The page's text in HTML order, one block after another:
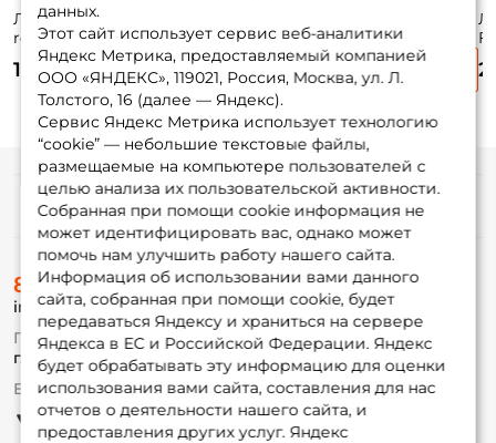
Леска Nautilus All
round
0,26мм.,9,4кг, 100м.
clean
175 ₽
Feeder Carp
0,40мм.,17,1кг,
100м.brown
205 ₽
Feeder Carp
0,20мм.,5,9кг,
100м.brown
175 ₽
данных.
Этот сайт использует сервис веб-аналитики
Яндекс Метрика, предоставляемый компанией
ООО «ЯНДЕКС», 119021, Россия, Москва, ул. Л.
Толстого, 16 (далее — Яндекс).
Сервис Яндекс Метрика использует технологию
“cookie” — небольшие текстовые файлы,
размещаемые на компьютере пользователей с
целью анализа их пользовательской активности.
Собранная при помощи cookie информация не
может идентифицировать вас, однако может
помочь нам улучшить работу нашего сайта.
Информация об использовании вами данного
сайта, собранная при помощи cookie, будет
передаваться Яндексу и храниться на сервере
Яндекса в ЕС и Российской Федерации. Яндекс
будет обрабатывать эту информацию для оценки
использования вами сайта, составления для нас
отчетов о деятельности нашего сайта, и
предоставления других услуг. Яндекс
Информация
О магазине
Доставка
Оплата
Fox-bonus
Гуру
Партнерская программа
8 (495) 532-77-88
info@foxfishing.ru
По вопросам с заказом
г. Москва, ул. Плеханова д.7
Ежедневно 10:00 до 20:00